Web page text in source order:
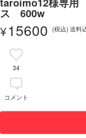
ス 600w
¥15600 (税込) 送料
34
コメント